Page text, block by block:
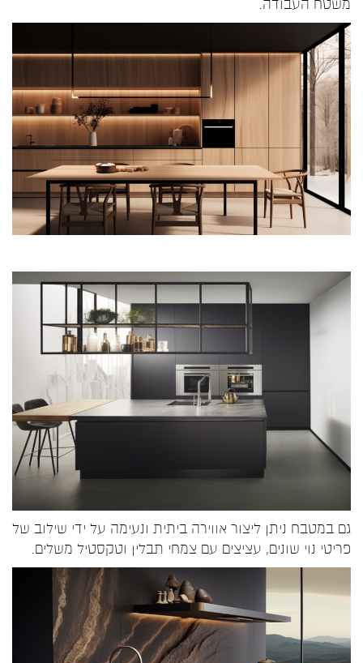
משטח העבודה.
גם במטבח ניתן ליצור אווירה ביתית ונעימה על ידי שילוב של
פריטי נוי שונים, עציצים עם צמחי תבלין וטקסטיל משלים.